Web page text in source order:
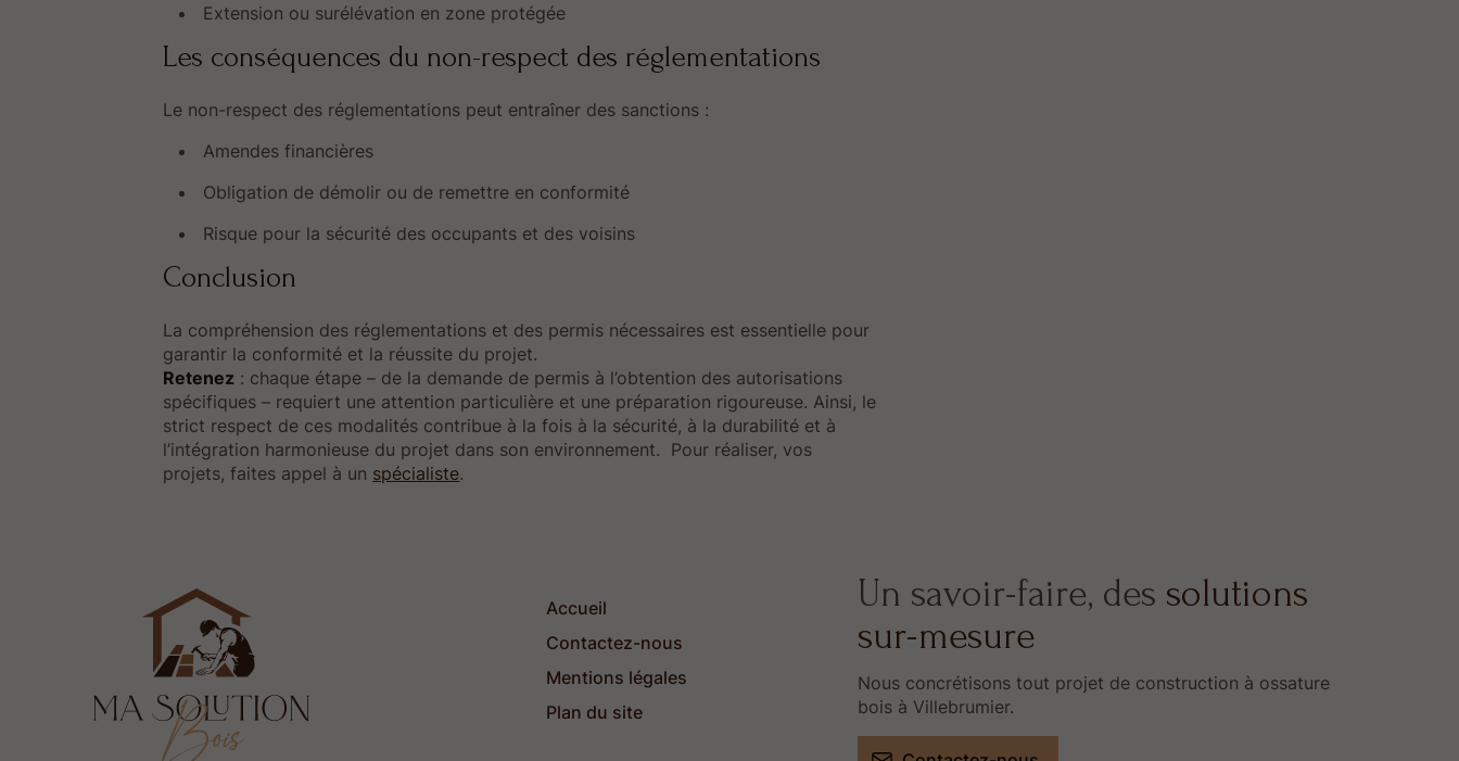
Extension ou surélévation en zone protégée
Les conséquences du non-respect des réglementations
Le non-respect des réglementations peut entraîner des sanctions :
Amendes financières
Obligation de démolir ou de remettre en conformité
Risque pour la sécurité des occupants et des voisins
Conclusion
La compréhension des réglementations et des permis nécessaires est essentielle pour
garantir la conformité et la réussite du projet.
Retenez : chaque étape – de la demande de permis à l’obtention des autorisations
spécifiques – requiert une attention particulière et une préparation rigoureuse. Ainsi, le
strict respect de ces modalités contribue à la fois à la sécurité, à la durabilité et à
l’intégration harmonieuse du projet dans son environnement. Pour réaliser, vos
projets, faites appel à un spécialiste.
Accueil
Contactez-nous
Mentions légales
Plan du site
Un savoir-faire, des solutions
sur-mesure
Nous concrétisons tout projet de construction à ossature
bois à Villebrumier.